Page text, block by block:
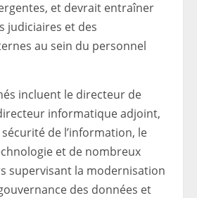
et devrait entraîner
judiciaires et des
au sein du personnel
incluent le directeur de
informatique adjoint,
de l’information, le
et de nombreux
supervisant la modernisation
des données et